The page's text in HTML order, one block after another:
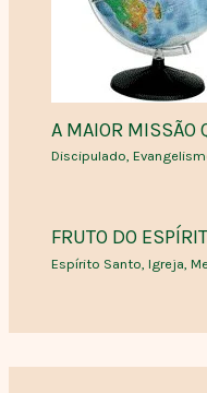
A MAIOR MISSÃO
Discipulado,
FRUTO DO
Espírito Santo Igreja